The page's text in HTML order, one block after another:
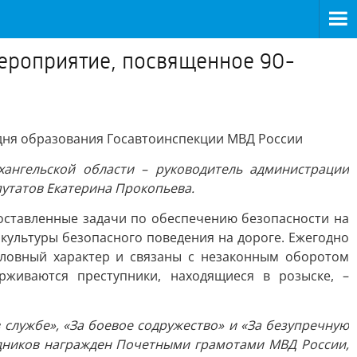
посвященное 90-
образования Госавтоинспекции МВД России
области – руководитель администрации
Екатерина Прокопьева.
задачи по обеспечению безопасности на
безопасного поведения на дороге. Ежегодно
характер и связаны с незаконным оборотом
преступники, находящиеся в розыске, –
«За боевое содружество» и «За безупречную
награжден Почетными грамотами МВД России,